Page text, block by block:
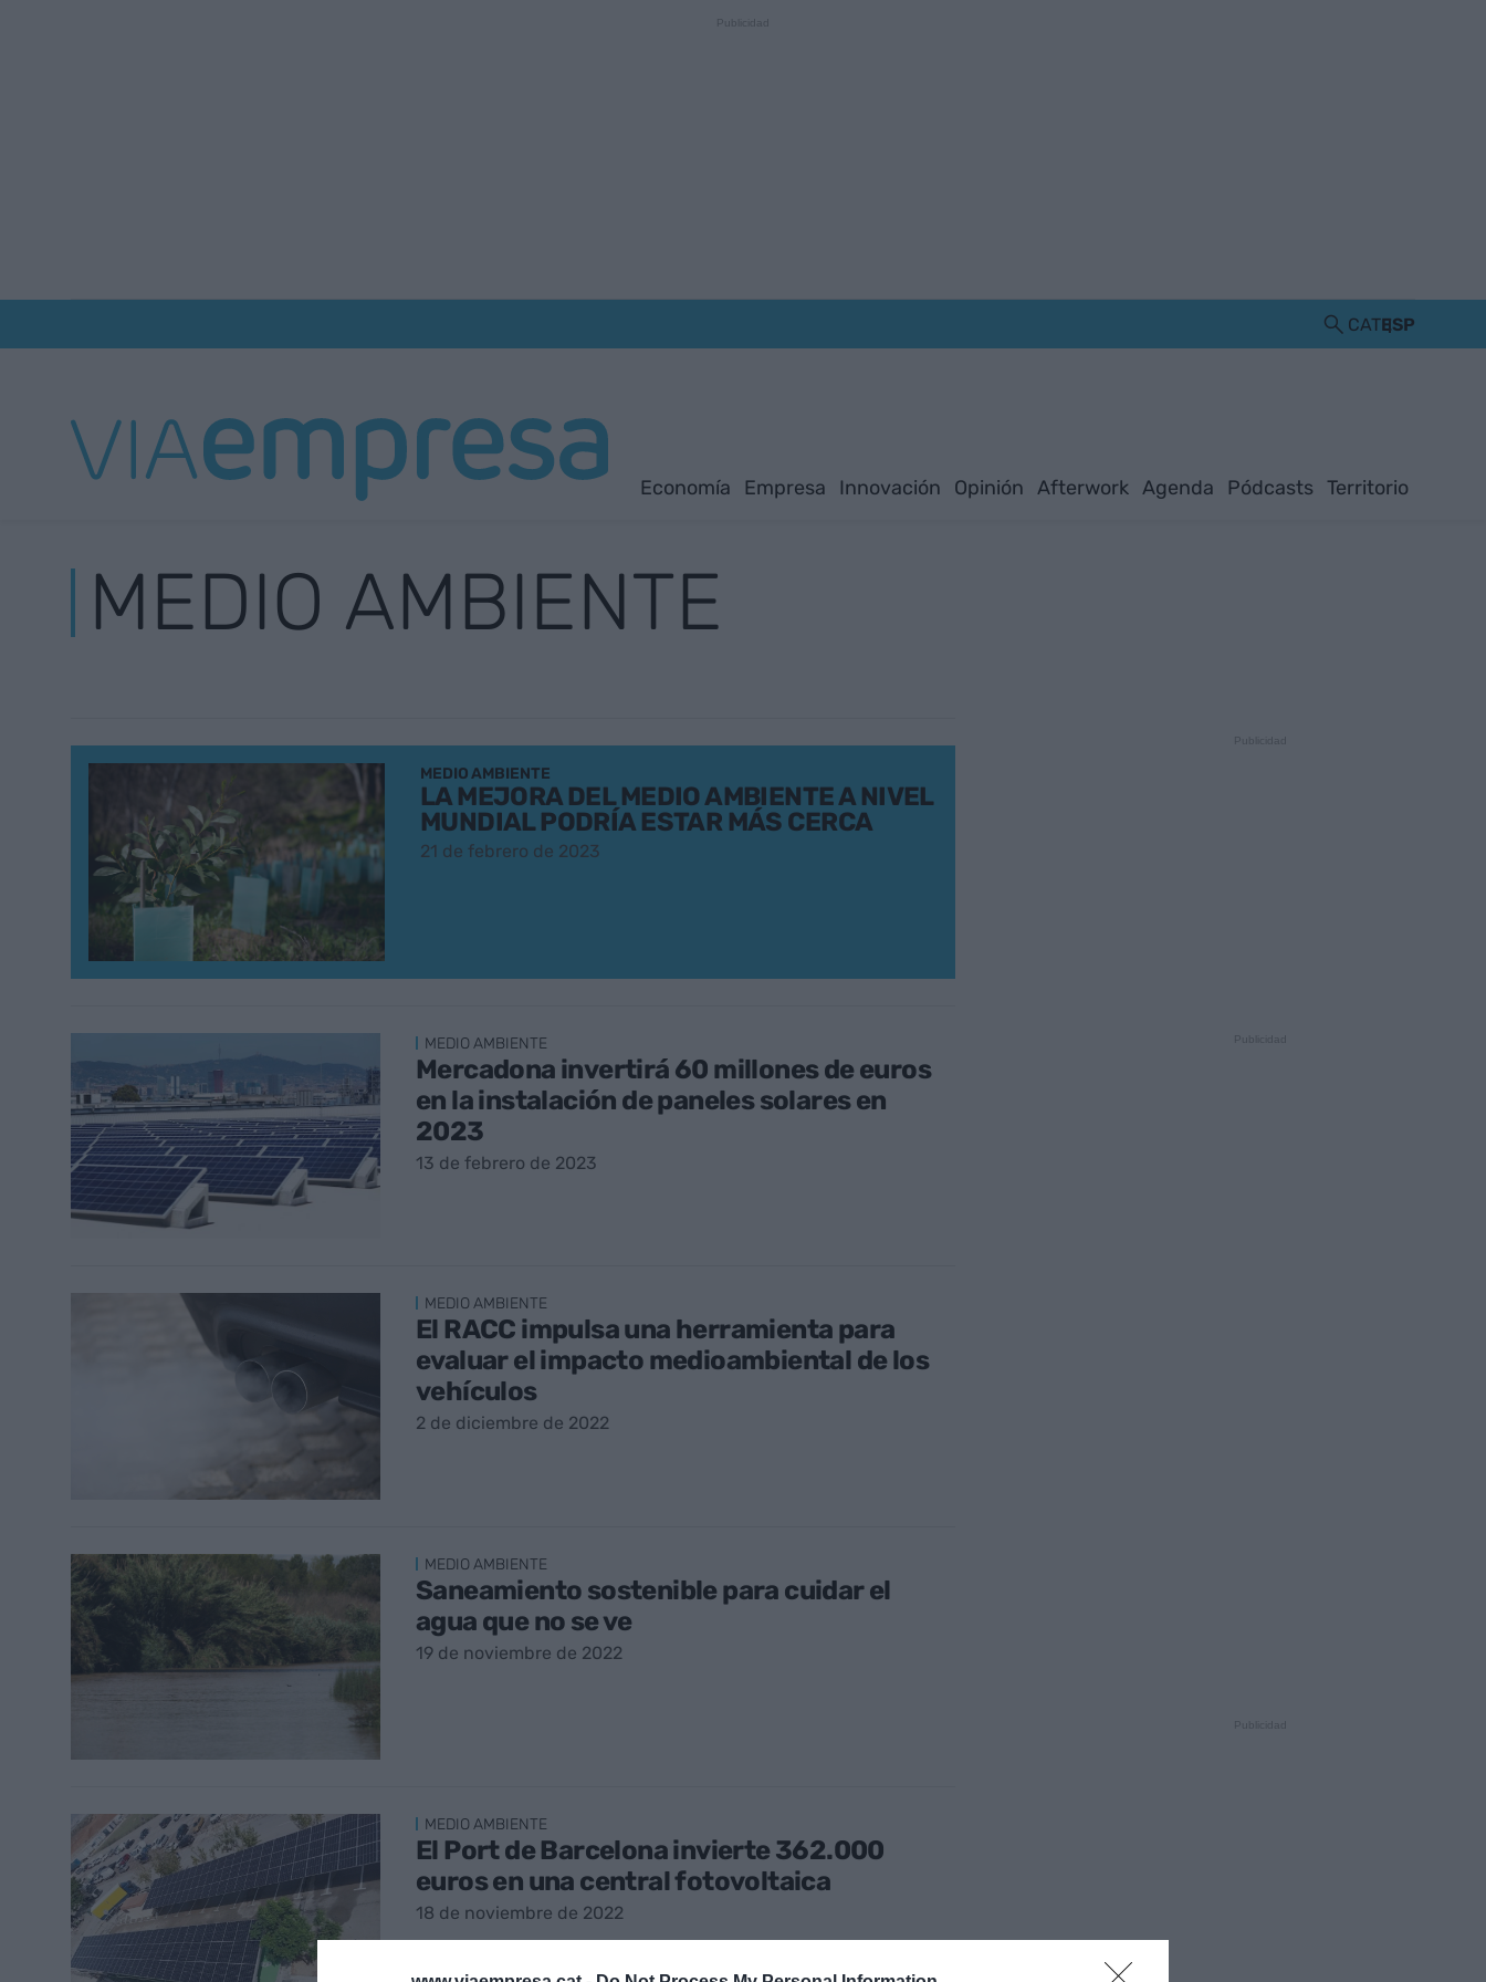
CATESP
Economía Empresa Innovación Opinión Afterwork Agenda Pódcasts Territorio
MEDIO AMBIENTE
MEDIO AMBIENTE
LA MEJORA DEL MEDIO AMBIENTE A NIVEL
MUNDIAL PODRÍA ESTAR MÁS CERCA
21 de febrero de 2023
MEDIO AMBIENTE
Mercadona invertirá 60 millones de euros
en la instalación de paneles solares en
2023
13 de febrero de 2023
MEDIO AMBIENTE
El RACC impulsa una herramienta para
evaluar el impacto medioambiental de los
vehículos
2 de diciembre de 2022
MEDIO AMBIENTE
Saneamiento sostenible para cuidar el
agua que no se ve
19 de noviembre de 2022
MEDIO AMBIENTE
El Port de Barcelona invierte 362.000
euros en una central fotovoltaica
18 de noviembre de 2022